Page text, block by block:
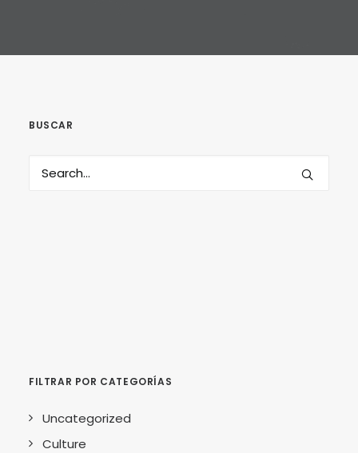
BUSCAR
FILTRAR POR CATEGORÍAS
Uncategorized
Culture